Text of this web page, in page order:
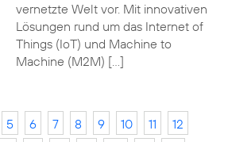
vernetzte Welt vor. Mit innovativen
Lösungen rund um das Internet of
Things (IoT) und Machine to
Machine (M2M) […]
5 6 7 8 9 10 11
12